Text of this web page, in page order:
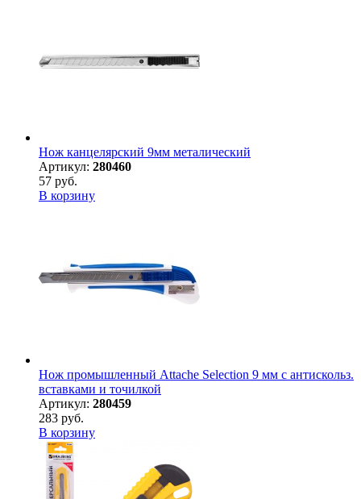
Нож канцелярский 9мм металический
Артикул: 280460
57 руб.
В корзину
Нож промышленный Attache Selection 9 мм с антискольз.
вставками и точилкой
Артикул: 280459
283 руб.
В корзину